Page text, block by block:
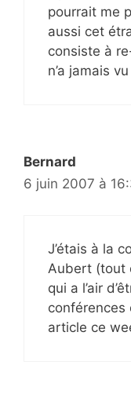
pourrait me
aussi cet
consiste à
n’a jamais vu
Bernard
6 juin 2007 à
J’étais à la
Aubert (tout
qui a l’air
conférences
article ce